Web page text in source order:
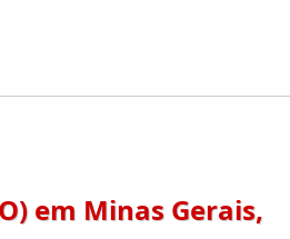
em Minas Gerais,